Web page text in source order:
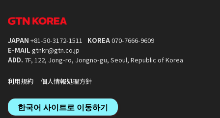
JAPAN +81-50-3172-1511 KOREA070-7666-9609
E-MAIL gtnkr@gtn.co.jp
ADD. 7F, 122, Jong-ro, Jongno-gu, Seoul, Republic of Korea
利用規約 個人情報処理方針
한국어 사이트로 이동하기